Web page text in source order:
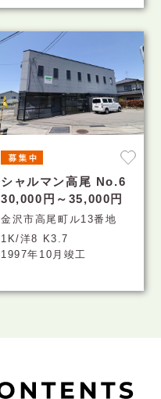
シャルマン高尾 No.6
30,000円～35,000円
金沢市高尾町ル13番地
1K/洋8 K3.7
1997年10月竣工